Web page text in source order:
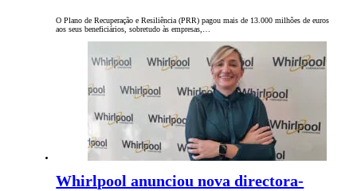
O Plano de Recuperação e Resiliência (PRR) pagou mais de 13.000 milhões de euros
aos seus beneficiários, sobretudo às empresas,…
Whirlpool anunciou nova directora-